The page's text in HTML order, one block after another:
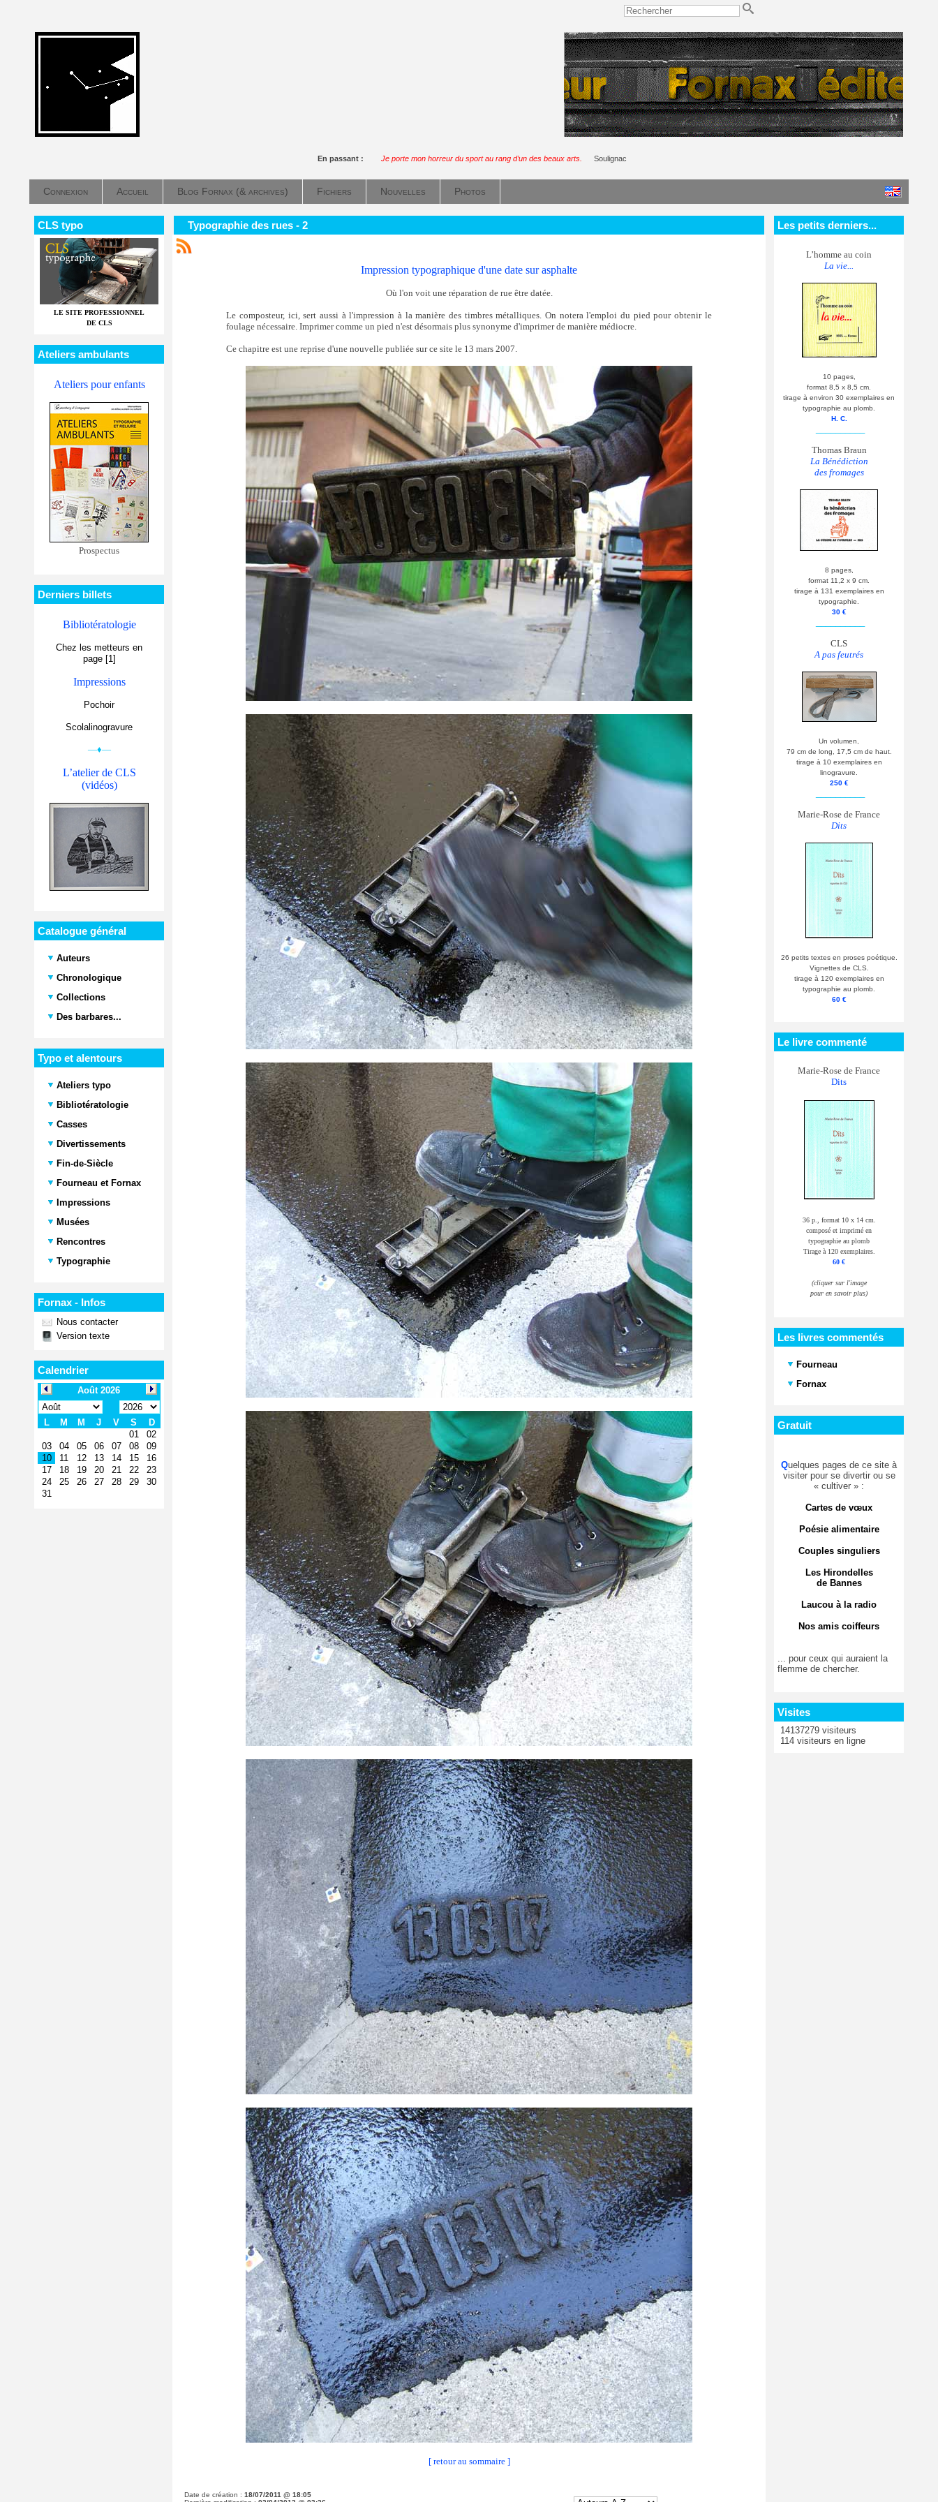
En passant : Je porte mon horreur du sport au rang d’un des beaux arts. Soulignac
Connexion Accueil Blog Fornax (& archives) Fichiers Nouvelles Photos
CLS typo
LE SITE PROFESSIONNEL
DE CLS
Ateliers ambulants
Ateliers pour enfants
Prospectus
Derniers billets
Bibliotératologie
Chez les metteurs en
page [1]
Impressions
Pochoir
Scolalinogravure
—♦—
L’atelier de CLS
(vidéos)
Catalogue général
Auteurs
Chronologique
Collections
Des barbares...
Typo et alentours
Ateliers typo
Bibliotératologie
Casses
Divertissements
Fin-de-Siècle
Fourneau et Fornax
Impressions
Musées
Rencontres
Typographie
Fornax - Infos
Nous contacter
Version texte
Calendrier
Typographie des rues - 2
Impression typographique d'une date sur asphalte
Où l'on voit une réparation de rue être datée.
Le composteur, ici, sert aussi à l'impression à la manière des timbres métalliques. On notera l'emploi du pied pour obtenir le
foulage nécessaire. Imprimer comme un pied n'est désormais plus synonyme d'imprimer de manière médiocre.
Ce chapitre est une reprise d'une nouvelle publiée sur ce site le 13 mars 2007.
[ retour au sommaire ]
Date de création : 18/07/2011 @ 18:05
Les petits derniers...
L’homme au coin
La vie...
10 pages,
format 8,5 x 8,5 cm.
tirage à environ 30 exemplaires en
typographie au plomb.
H. C.
Thomas Braun
La Bénédiction
des fromages
8 pages,
format 11,2 x 9 cm.
tirage à 131 exemplaires en
typographie.
30 €
CLS
A pas feutrés
Un volumen,
79 cm de long, 17,5 cm de haut.
tirage à 10 exemplaires en
linogravure.
250 €
Marie-Rose de France
Dits
26 petits textes en proses poétique.
Vignettes de CLS.
tirage à 120 exemplaires en
typographie au plomb.
60 €
Le livre commenté
Marie-Rose de France
Dits
36 p., format 10 x 14 cm.
composé et imprimé en
typographie au plomb
Tirage à 120 exemplaires.
60 €
(cliquer sur l'image
pour en savoir plus)
Les livres commentés
Fourneau
Fornax
Gratuit
Quelques pages de ce site à
visiter pour se divertir ou se
« cultiver » :
Cartes de vœux
Poésie alimentaire
Couples singuliers
Les Hirondelles
de Bannes
Laucou à la radio
Nos amis coiffeurs
... pour ceux qui auraient la
flemme de chercher.
Visites
14137279 visiteurs
114 visiteurs en ligne